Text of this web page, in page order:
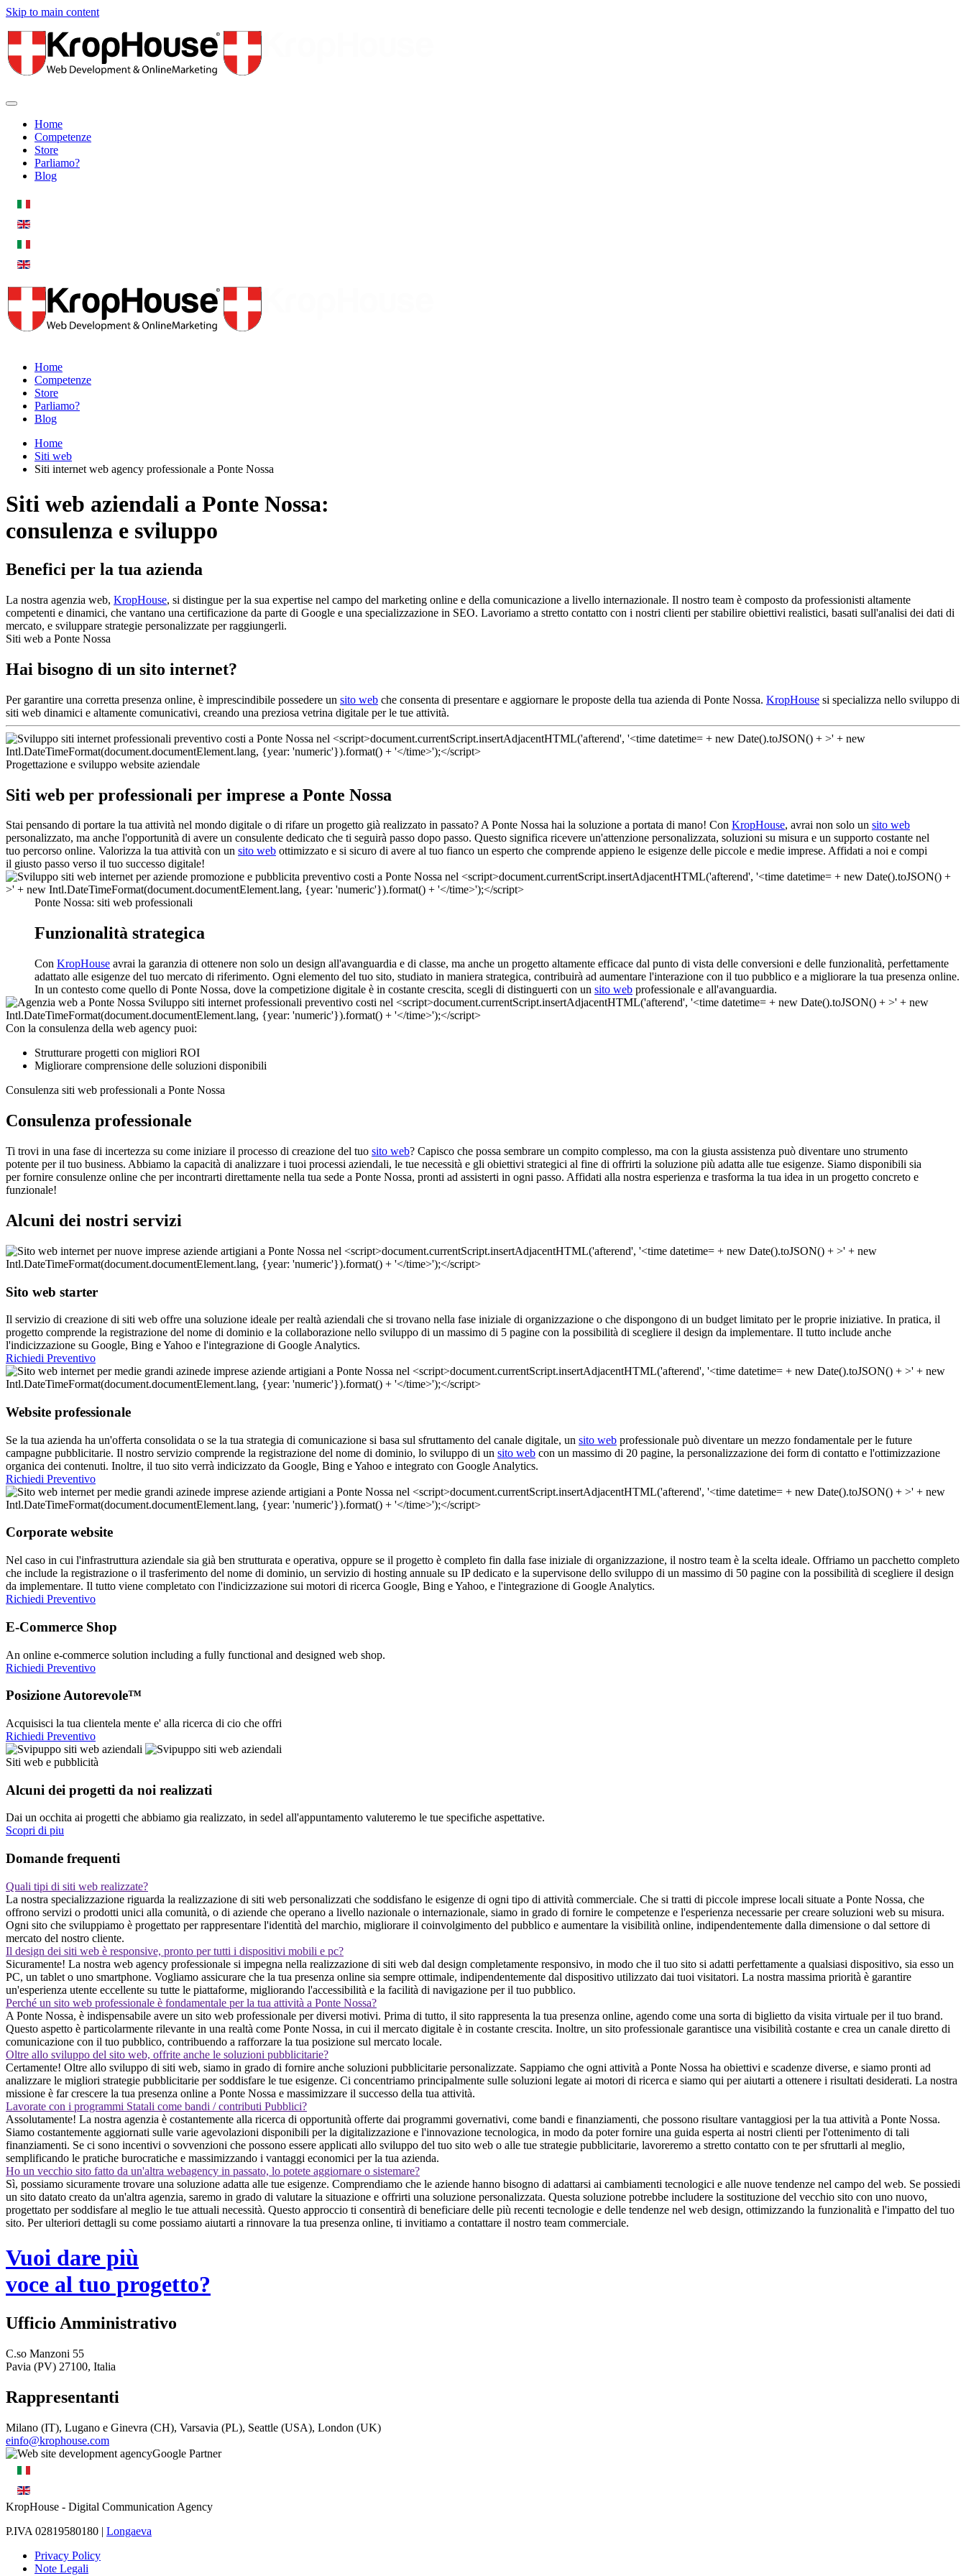
Skip to main content
Home
Competenze
Store
Parliamo?
Blog
Home
Competenze
Store
Parliamo?
Blog
Home
Siti web
Siti internet web agency professionale a Ponte Nossa
Siti web aziendali a Ponte Nossa:
consulenza e sviluppo
Benefici per la tua azienda
La nostra agenzia web, KropHouse, si distingue per la sua expertise nel campo del marketing online e della comunicazione a livello internazionale. Il nostro team è composto da professionisti altamente
competenti e dinamici, che vantano una certificazione da parte di Google e una specializzazione in SEO. Lavoriamo a stretto contatto con i nostri clienti per stabilire obiettivi realistici, basati sull'analisi dei dati di
mercato, e sviluppare strategie personalizzate per raggiungerli.
Siti web a Ponte Nossa
Hai bisogno di un sito internet?
Per garantire una corretta presenza online, è imprescindibile possedere un sito web che consenta di presentare e aggiornare le proposte della tua azienda di Ponte Nossa. KropHouse si specializza nello sviluppo di
siti web dinamici e altamente comunicativi, creando una preziosa vetrina digitale per le tue attività.
Progettazione e sviluppo website aziendale
Siti web per professionali per imprese a Ponte Nossa
Stai pensando di portare la tua attività nel mondo digitale o di rifare un progetto già realizzato in passato? A Ponte Nossa hai la soluzione a portata di mano! Con KropHouse, avrai non solo un sito web
personalizzato, ma anche l'opportunità di avere un consulente dedicato che ti seguirà passo dopo passo. Questo significa ricevere un'attenzione personalizzata, soluzioni su misura e un supporto costante nel
tuo percorso online. Valorizza la tua attività con un sito web ottimizzato e si sicuro di avere al tuo fianco un esperto che comprende appieno le esigenze delle piccole e medie imprese. Affidati a noi e compi
il giusto passo verso il tuo successo digitale!
Ponte Nossa: siti web professionali
Funzionalità strategica
Con KropHouse avrai la garanzia di ottenere non solo un design all'avanguardia e di classe, ma anche un progetto altamente efficace dal punto di vista delle conversioni e delle funzionalità, perfettamente
adattato alle esigenze del tuo mercato di riferimento. Ogni elemento del tuo sito, studiato in maniera strategica, contribuirà ad aumentare l'interazione con il tuo pubblico e a migliorare la tua presenza online.
In un contesto come quello di Ponte Nossa, dove la competizione digitale è in costante crescita, scegli di distinguerti con un sito web professionale e all'avanguardia.
Con la consulenza della web agency puoi:
Strutturare progetti con migliori ROI
Migliorare comprensione delle soluzioni disponibili
Consulenza siti web professionali a Ponte Nossa
Consulenza professionale
Ti trovi in una fase di incertezza su come iniziare il processo di creazione del tuo sito web? Capisco che possa sembrare un compito complesso, ma con la giusta assistenza può diventare uno strumento
potente per il tuo business. Abbiamo la capacità di analizzare i tuoi processi aziendali, le tue necessità e gli obiettivi strategici al fine di offrirti la soluzione più adatta alle tue esigenze. Siamo disponibili sia
per fornire consulenze online che per incontrarti direttamente nella tua sede a Ponte Nossa, pronti ad assisterti in ogni passo. Affidati alla nostra esperienza e trasforma la tua idea in un progetto concreto e
funzionale!
Alcuni dei nostri servizi
Sito web starter
Il servizio di creazione di siti web offre una soluzione ideale per realtà aziendali che si trovano nella fase iniziale di organizzazione o che dispongono di un budget limitato per le proprie iniziative. In pratica, il
progetto comprende la registrazione del nome di dominio e la collaborazione nello sviluppo di un massimo di 5 pagine con la possibilità di scegliere il design da implementare. Il tutto include anche
l'indicizzazione su Google, Bing e Yahoo e l'integrazione di Google Analytics.
Richiedi Preventivo
Website professionale
Se la tua azienda ha un'offerta consolidata o se la tua strategia di comunicazione si basa sul sfruttamento del canale digitale, un sito web professionale può diventare un mezzo fondamentale per le future
campagne pubblicitarie. Il nostro servizio comprende la registrazione del nome di dominio, lo sviluppo di un sito web con un massimo di 20 pagine, la personalizzazione dei form di contatto e l'ottimizzazione
organica dei contenuti. Inoltre, il tuo sito verrà indicizzato da Google, Bing e Yahoo e integrato con Google Analytics.
Richiedi Preventivo
Corporate website
Nel caso in cui l'infrastruttura aziendale sia già ben strutturata e operativa, oppure se il progetto è completo fin dalla fase iniziale di organizzazione, il nostro team è la scelta ideale. Offriamo un pacchetto completo
che include la registrazione o il trasferimento del nome di dominio, un servizio di hosting annuale su IP dedicato e la supervisone dello sviluppo di un massimo di 50 pagine con la possibilità di scegliere il design
da implementare. Il tutto viene completato con l'indicizzazione sui motori di ricerca Google, Bing e Yahoo, e l'integrazione di Google Analytics.
Richiedi Preventivo
E-Commerce Shop
An online e-commerce solution including a fully functional and designed web shop.
Richiedi Preventivo
Posizione Autorevole™
Acquisisci la tua clientela mente e' alla ricerca di cio che offri
Richiedi Preventivo
Siti web e pubblicità
Alcuni dei progetti da noi realizzati
Dai un occhita ai progetti che abbiamo gia realizzato, in sedel all'appuntamento valuteremo le tue specifiche aspettative.
Scopri di piu
Domande frequenti
Quali tipi di siti web realizzate?
La nostra specializzazione riguarda la realizzazione di siti web personalizzati che soddisfano le esigenze di ogni tipo di attività commerciale. Che si tratti di piccole imprese locali situate a Ponte Nossa, che
offrono servizi o prodotti unici alla comunità, o di aziende che operano a livello nazionale o internazionale, siamo in grado di fornire le competenze e l'esperienza necessarie per creare soluzioni web su misura.
Ogni sito che sviluppiamo è progettato per rappresentare l'identità del marchio, migliorare il coinvolgimento del pubblico e aumentare la visibilità online, indipendentemente dalla dimensione o dal settore di
mercato del nostro cliente.
Il design dei siti web è responsive, pronto per tutti i dispositivi mobili e pc?
Sicuramente! La nostra web agency professionale si impegna nella realizzazione di siti web dal design completamente responsivo, in modo che il tuo sito si adatti perfettamente a qualsiasi dispositivo, sia esso un
PC, un tablet o uno smartphone. Vogliamo assicurare che la tua presenza online sia sempre ottimale, indipendentemente dal dispositivo utilizzato dai tuoi visitatori. La nostra massima priorità è garantire
un'esperienza utente eccellente su tutte le piattaforme, migliorando l'accessibilità e la facilità di navigazione per il tuo pubblico.
Perché un sito web professionale è fondamentale per la tua attività a Ponte Nossa?
A Ponte Nossa, è indispensabile avere un sito web professionale per diversi motivi. Prima di tutto, il sito rappresenta la tua presenza online, agendo come una sorta di biglietto da visita virtuale per il tuo brand.
Questo aspetto è particolarmente rilevante in una realtà come Ponte Nossa, in cui il mercato digitale è in costante crescita. Inoltre, un sito professionale garantisce una visibilità costante e crea un canale diretto di
comunicazione con il tuo pubblico, contribuendo a rafforzare la tua posizione sul mercato locale.
Oltre allo sviluppo del sito web, offrite anche le soluzioni pubblicitarie?
Certamente! Oltre allo sviluppo di siti web, siamo in grado di fornire anche soluzioni pubblicitarie personalizzate. Sappiamo che ogni attività a Ponte Nossa ha obiettivi e scadenze diverse, e siamo pronti ad
analizzare le migliori strategie pubblicitarie per soddisfare le tue esigenze. Ci concentriamo principalmente sulle soluzioni legate ai motori di ricerca e siamo qui per aiutarti a ottenere i risultati desiderati. La nostra
missione è far crescere la tua presenza online a Ponte Nossa e massimizzare il successo della tua attività.
Lavorate con i programmi Statali come bandi / contributi Pubblici?
Assolutamente! La nostra agenzia è costantemente alla ricerca di opportunità offerte dai programmi governativi, come bandi e finanziamenti, che possono risultare vantaggiosi per la tua attività a Ponte Nossa.
Siamo costantemente aggiornati sulle varie agevolazioni disponibili per la digitalizzazione e l'innovazione tecnologica, in modo da poter fornire una guida esperta ai nostri clienti per l'ottenimento di tali
finanziamenti. Se ci sono incentivi o sovvenzioni che possono essere applicati allo sviluppo del tuo sito web o alle tue strategie pubblicitarie, lavoreremo a stretto contatto con te per sfruttarli al meglio,
semplificando le pratiche burocratiche e massimizzando i vantaggi economici per la tua azienda.
Ho un vecchio sito fatto da un'altra webagency in passato, lo potete aggiornare o sistemare?
Sì, possiamo sicuramente trovare una soluzione adatta alle tue esigenze. Comprendiamo che le aziende hanno bisogno di adattarsi ai cambiamenti tecnologici e alle nuove tendenze nel campo del web. Se possiedi
un sito datato creato da un'altra agenzia, saremo in grado di valutare la situazione e offrirti una soluzione personalizzata. Questa soluzione potrebbe includere la sostituzione del vecchio sito con uno nuovo,
progettato per soddisfare al meglio le tue attuali necessità. Questo approccio ti consentirà di beneficiare delle più recenti tecnologie e delle tendenze nel web design, ottimizzando la funzionalità e l'impatto del tuo
sito. Per ulteriori dettagli su come possiamo aiutarti a rinnovare la tua presenza online, ti invitiamo a contattare il nostro team commerciale.
Vuoi dare più
voce al tuo progetto?
Ufficio Amministrativo
C.so Manzoni 55
Pavia (PV) 27100, Italia
Rappresentanti
Milano (IT), Lugano e Ginevra (CH), Varsavia (PL), Seattle (USA), London (UK)
einfo@krophouse.com
KropHouse - Digital Communication Agency
P.IVA 02819580180 | Longaeva
Privacy Policy
Note Legali